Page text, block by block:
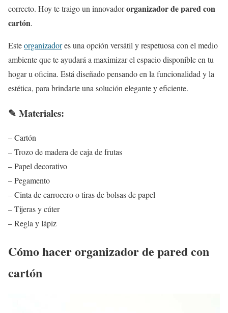
correcto. Hoy te traigo un innovadororganizador de pared con
cartón.
Esteorganizadores una opción versátil y respetuosa con el medio
ambiente que te ayudará a maximizar el espacio disponible en tu
hogar u oficina. Está diseñado pensando en la funcionalidad y la
estética, para brindarte una solución elegante y eficiente.
✎ Materiales:
– Cartón
– Trozo de madera de caja de frutas
– Papel decorativo
– Pegamento
– Cinta de carrocero o tiras de bolsas de papel
– Tijeras y cúter
– Regla y lápiz
Cómo hacer organizador de pared con
cartón